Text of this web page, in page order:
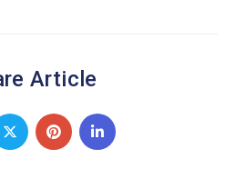
Article